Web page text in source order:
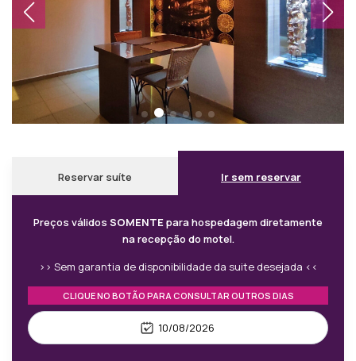
Reservar suíte Ir sem reservar
Preços válidos SOMENTEpara hospedagem diretamente
na recepção do motel.
Sem garantia de disponibilidade da suite desejada
CLIQUE NO BOTÃO PARA CONSULTAR OUTROS DIAS
10/08/2026